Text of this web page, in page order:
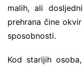
malih, ali
prehrana čine
sposobnosti.
Kod starijih